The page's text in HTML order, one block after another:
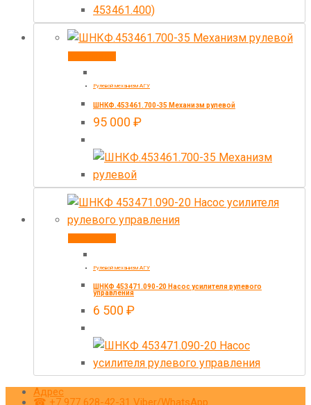
Рулевой механизм АГУ
ШНКФ.453461.700-35 Механизм рулевой
95 000 ₽
Рулевой механизм АГУ
ШНКФ 453471.090-20 Насос усилителя рулевого
управления
6 500 ₽
Адрес
☎ +7 977 628-42-31 Viber/WhatsApp